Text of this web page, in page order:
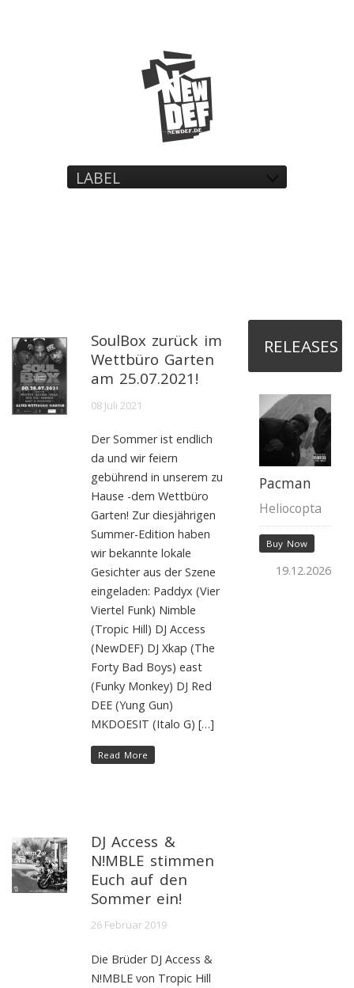
LABEL
SoulBox zurück im
Wettbüro Garten
am 25.07.2021!
08 Juli 2021
Der Sommer ist endlich
da und wir feiern
gebührend in unserem zu
Hause -dem Wettbüro
Garten! Zur diesjährigen
Summer-Edition haben
wir bekannte lokale
Gesichter aus der Szene
eingeladen: Paddyx (Vier
Viertel Funk) Nimble
(Tropic Hill) DJ Access
(NewDEF) DJ Xkap (The
Forty Bad Boys) east
(Funky Monkey) DJ Red
DEE (Yung Gun)
MKDOESIT (Italo G) […]
Read More
DJ Access &
N!MBLE stimmen
Euch auf den
Sommer ein!
26 Februar 2019
Die Brüder DJ Access &
N!MBLE von Tropic Hill
RELEASES
Pacman
Heliocopta
Buy Now
19.12.2026